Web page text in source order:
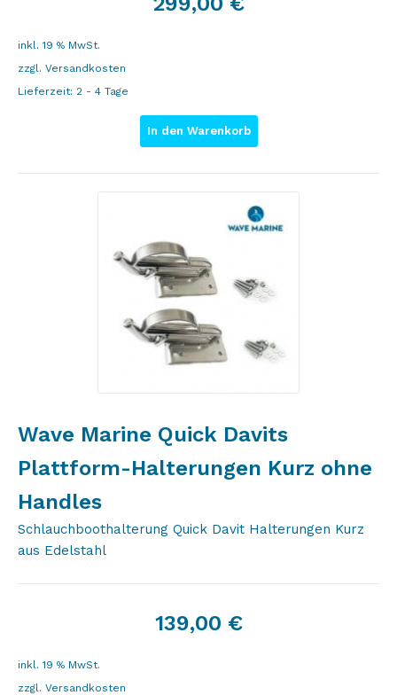
inkl. 19 % MwSt.
zzgl. Versandkosten
Lieferzeit: 2 - 4 Tage
In den Warenkorb
Wave Marine Quick Davits
Plattform-Halterungen Kurz ohne
Handles
Schlauchboothalterung Quick Davit Halterungen Kurz
aus Edelstahl
139,00 €
inkl. 19 % MwSt.
zzgl. Versandkosten